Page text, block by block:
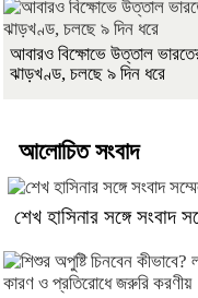
আবারও বিক্ষোভে উত্তাল
ঝাড়খণ্ড, চলছে ৯ দিন ধরে
আলোচিত সংবাদ
শেখ হাসিনার সঙ্গে সংবাদ